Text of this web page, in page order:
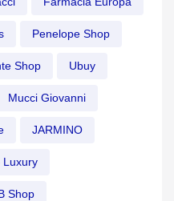
Penelope Shop
Shop Ubuy
Mucci Giovanni
JARMINO
Luxury
Shop